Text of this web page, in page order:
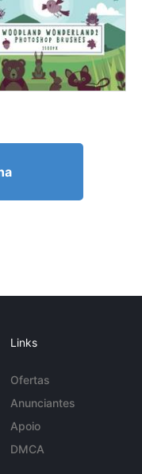
Links
Ofertas
Anunciantes
Apoio
DMCA